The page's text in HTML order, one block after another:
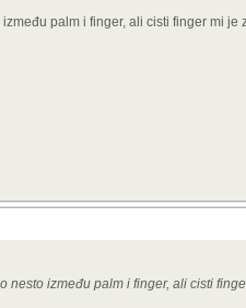
palm i finger, ali cisti finger mi je
nesto između palm i finger, ali cisti